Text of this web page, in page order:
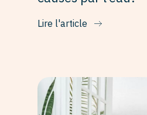
Lire l'article